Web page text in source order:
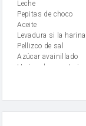
leche
Pepitas de choco
aceite
Levadura si la
Pellizco de sal
Azúcar avainillado
Harina de
mantequilla